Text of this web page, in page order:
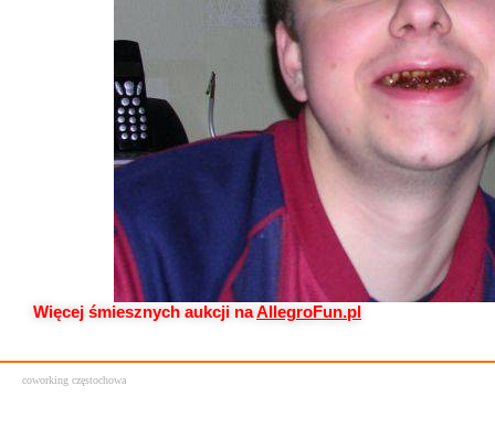
Więcej śmiesznych aukcji naAllegroFun.pl
coworking częstochowa